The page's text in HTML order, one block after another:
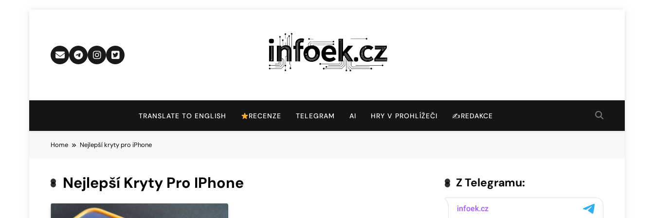
Infoek.cz
TRANSLATE TO ENGLISH RECENZE TELEGRAM AI HRY V PROHLÍŽEČI ✍️REDAKCE
Home Nejlepší kryty pro iPhone
Nejlepší Kryty Pro IPhone Z Telegramu: